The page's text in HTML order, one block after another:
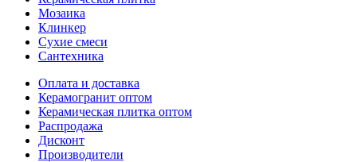
Мозаика
Клинкер
Сухие смеси
Сантехника
Оплата и доставка
Керамогранит оптом
Керамическая плитка оптом
Распродажа
Дисконт
Производители